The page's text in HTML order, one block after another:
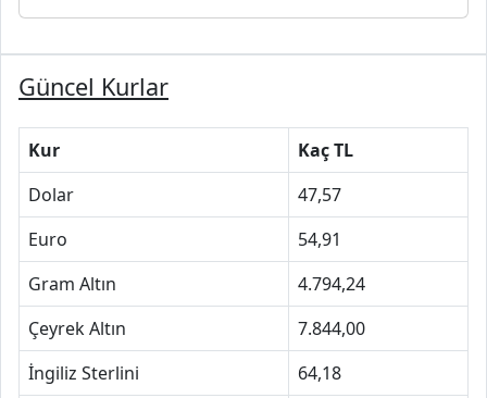
Güncel Kurlar
Kur
Kaç TL
Dolar
47,57
Euro
54,91
Gram Altın
4.794,24
Çeyrek Altın
7.844,00
İngiliz Sterlini
64,18